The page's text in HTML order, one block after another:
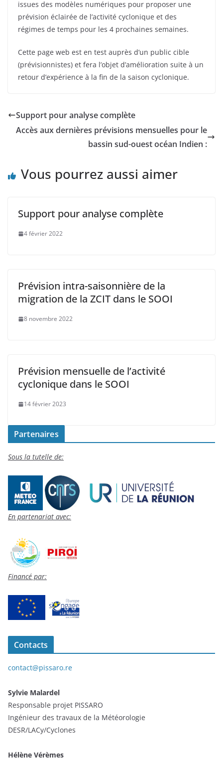
issues des modèles numériques pour proposer une
prévision éclairée de l’activité cyclonique et des
régimes de temps pour les 4 prochaines semaines.
Cette page web est en test auprès d’un public cible
(prévisionnistes) et fera l’objet d’amélioration suite à un
retour d’expérience à la fin de la saison cyclonique.
Support pour analyse complète
Accès aux dernières prévisions mensuelles pour le
bassin sud-ouest océan Indien :
Vous pourrez aussi aimer
Support pour analyse complète
4 février 2022
Prévision intra-saisonnière de la
migration de la ZCIT dans le SOOI
8 novembre 2022
Prévision mensuelle de l’activité
cyclonique dans le SOOI
14 février 2023
Partenaires
Sous la tutelle de:
En partenariat avec:
Financé par:
Contacts
contact@pissaro.re
Sylvie Malardel
Responsable projet PISSARO
Ingénieur des travaux de la Météorologie
DESR/LACy/Cyclones
Hélène Vérèmes